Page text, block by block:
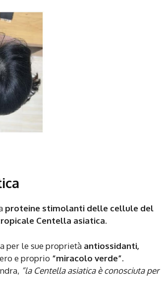
proteine stimolanti delle cellule del
Centella asiatica.
per le sue proprietà antiossidanti,
e proprio “miracolo verde”.
“la Centella asiatica è conosciuta per